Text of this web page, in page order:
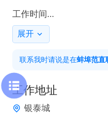
工作时间
8.30-6.30，午休两小时
展开
联系我时请说是在蚌埠范直
工作地址
银泰城